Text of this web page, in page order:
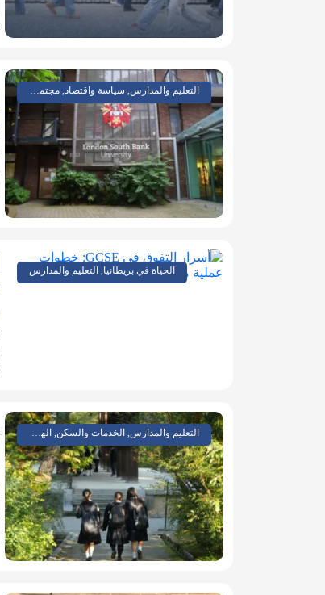
التعليم والمدارس, سياسة واقتصاد, مجتمع وتقارير
الحياة في بريطانيا, التعليم والمدارس
التعليم والمدارس, الخدمات والسكن, الهجرة واللجوء, سياسة واقتصاد, مجتمع وتقارير